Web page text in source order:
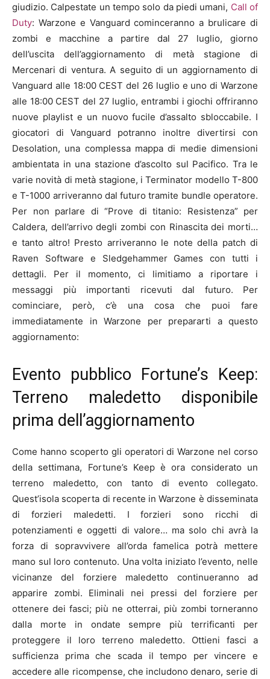
giudizio. Calpestate un tempo solo da piedi umani, Call of
Duty: Warzone e Vanguard cominceranno a brulicare di
zombi e macchine a partire dal 27 luglio, giorno
dell’uscita dell’aggiornamento di metà stagione di
Mercenari di ventura. A seguito di un aggiornamento di
Vanguard alle 18:00 CEST del 26 luglio e uno di Warzone
alle 18:00 CEST del 27 luglio, entrambi i giochi offriranno
nuove playlist e un nuovo fucile d’assalto sbloccabile. I
giocatori di Vanguard potranno inoltre divertirsi con
Desolation, una complessa mappa di medie dimensioni
ambientata in una stazione d’ascolto sul Pacifico. Tra le
varie novità di metà stagione, i Terminator modello T-800
e T-1000 arriveranno dal futuro tramite bundle operatore.
Per non parlare di “Prove di titanio: Resistenza” per
Caldera, dell’arrivo degli zombi con Rinascita dei morti…
e tanto altro! Presto arriveranno le note della patch di
Raven Software e Sledgehammer Games con tutti i
dettagli. Per il momento, ci limitiamo a riportare i
messaggi più importanti ricevuti dal futuro. Per
cominciare, però, c’è una cosa che puoi fare
immediatamente in Warzone per prepararti a questo
aggiornamento:
Evento pubblico Fortune’s Keep:
Terreno maledetto disponibile
prima dell’aggiornamento
Come hanno scoperto gli operatori di Warzone nel corso
della settimana, Fortune’s Keep è ora considerato un
terreno maledetto, con tanto di evento collegato.
Quest’isola scoperta di recente in Warzone è disseminata
di forzieri maledetti. I forzieri sono ricchi di
potenziamenti e oggetti di valore… ma solo chi avrà la
forza di sopravvivere all’orda famelica potrà mettere
mano sul loro contenuto. Una volta iniziato l’evento, nelle
vicinanze del forziere maledetto continueranno ad
apparire zombi. Eliminali nei pressi del forziere per
ottenere dei fasci; più ne otterrai, più zombi torneranno
dalla morte in ondate sempre più terrificanti per
proteggere il loro terreno maledetto. Ottieni fasci a
sufficienza prima che scada il tempo per vincere e
accedere alle ricompense, che includono denaro, serie di